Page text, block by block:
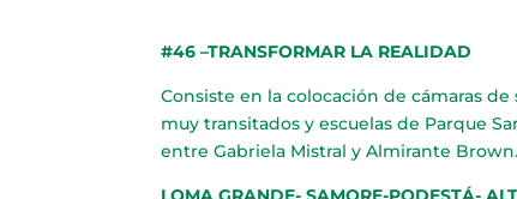
#46 –TRANSFORMAR LA REALIDAD
Consiste en la colocación de cámaras
muy transitados y escuelas de Parque
entre Gabriela Mistral y Almirante Brown.